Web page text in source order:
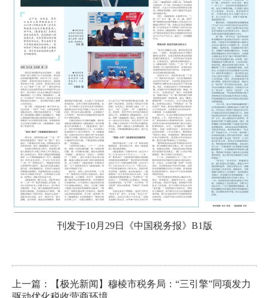
刊发于10月29日《中国税务报》B1版
上一篇：【极光新闻】穆棱市税务局：“三引擎”同项发力